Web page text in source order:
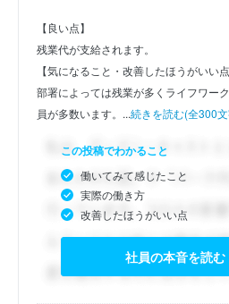
【良い点】
残業代が支給されます。
【気になること・改善したほうがいい点
部署によっては残業が多くライフワー
員が多数います。...続きを読む(全300
この投稿でわかること
働いてみて感じたこと
実際の働き方
改善したほうがいい点
社員の本音を読む